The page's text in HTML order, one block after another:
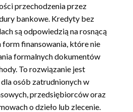
przechodzenia przez
bankowe. Kredyty bez
są odpowiedzią na rosnącą
finansowania, które nie
formalnych dokumentów
To rozwiązanie jest
osób zatrudnionych w
przedsiębiorców oraz
o dzieło lub zlecenie.